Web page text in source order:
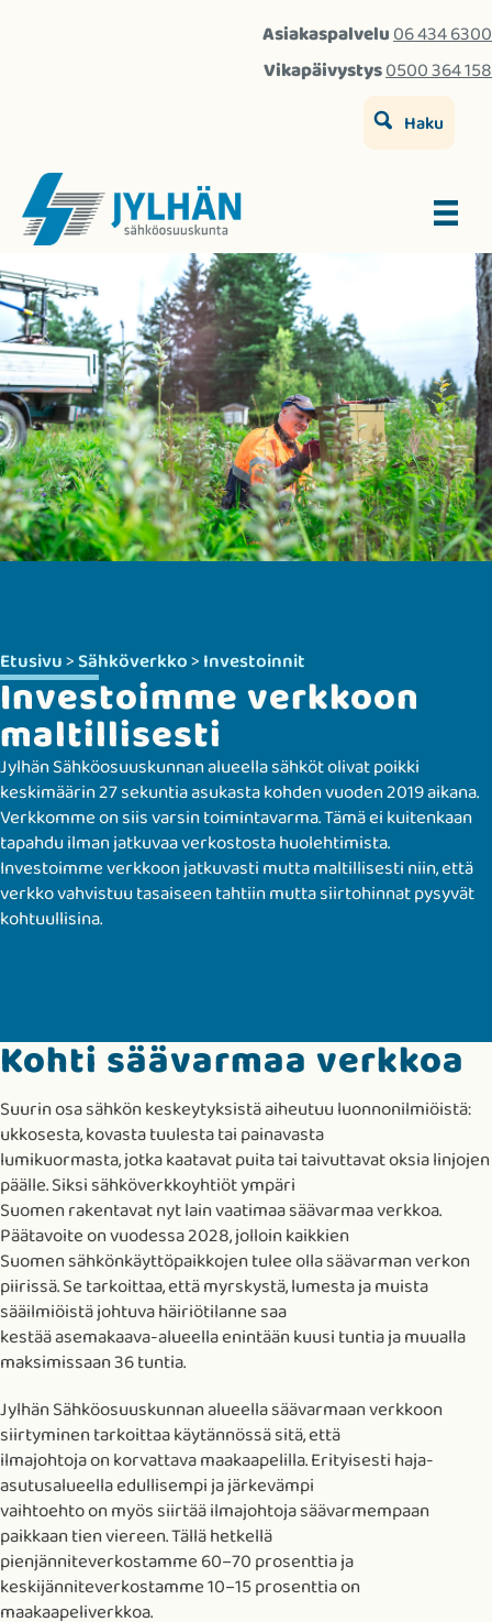
Asiakaspalvelu06 434 6300
Vikapäivystys0500 364 158
Haku
Etusivu>Sähköverkko>Investoinnit
Investoimme verkkoon
maltillisesti
Jylhän Sähköosuuskunnan alueella sähköt olivat poikki
keskimäärin 27 sekuntia asukasta kohden vuoden 2019 aikana.
Verkkomme on siis varsin toimintavarma. Tämä ei kuitenkaan
tapahdu ilman jatkuvaa verkostosta huolehtimista.
Investoimme verkkoon jatkuvasti mutta maltillisesti niin, että
verkko vahvistuu tasaiseen tahtiin mutta siirtohinnat pysyvät
kohtuullisina.
Kohti säävarmaa verkkoa
Suurin osa sähkön keskeytyksistä aiheutuu luonnonilmiöistä:
ukkosesta, kovasta tuulesta tai painavasta
lumikuormasta, jotka kaatavat puita tai taivuttavat oksia linjojen
päälle. Siksi sähköverkkoyhtiöt ympäri
Suomen rakentavat nyt lain vaatimaa säävarmaa verkkoa.
Päätavoite on vuodessa 2028, jolloin kaikkien
Suomen sähkönkäyttöpaikkojen tulee olla säävarman verkon
piirissä. Se tarkoittaa, että myrskystä, lumesta ja muista
sääilmiöistä johtuva häiriötilanne saa
kestää asemakaava-alueella enintään kuusi tuntia ja muualla
maksimissaan 36 tuntia.
Jylhän Sähköosuuskunnan alueella säävarmaan verkkoon
siirtyminen tarkoittaa käytännössä sitä, että
ilmajohtoja on korvattava maakaapelilla. Erityisesti haja-
asutusalueella edullisempi ja järkevämpi
vaihtoehto on myös siirtää ilmajohtoja säävarmempaan
paikkaan tien viereen. Tällä hetkellä
pienjänniteverkostamme 60–70 prosenttia ja
keskijänniteverkostamme 10–15 prosenttia on
maakaapeliverkkoa.